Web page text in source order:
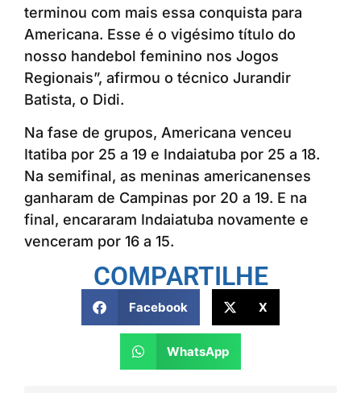
terminou com mais essa conquista para
Americana. Esse é o vigésimo título do
nosso handebol feminino nos Jogos
Regionais”, afirmou o técnico Jurandir
Batista, o Didi.
Na fase de grupos, Americana venceu
Itatiba por 25 a 19 e Indaiatuba por 25 a 18.
Na semifinal, as meninas americanenses
ganharam de Campinas por 20 a 19. E na
final, encararam Indaiatuba novamente e
venceram por 16 a 15.
COMPARTILHE
Facebook X
WhatsApp